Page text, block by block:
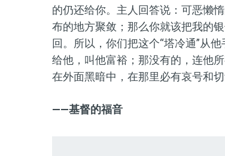
的仍还给你。主人回答说：可恶懒
布的地方聚敛；那么你就该把我的
回。所以，你们把这个“塔冷通”从
给他，叫他富裕；那没有的，连他
在外面黑暗中，在那里必有哀号和切
——基督的福音